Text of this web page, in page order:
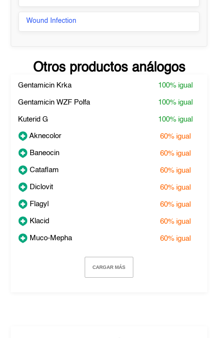
Wound Infection
Otros productos análogos
Gentamicin Krka 100% igual
Gentamicin WZF Polfa 100% igual
Kuterid G 100% igual
Aknecolor 60% igual
Baneocin 60% igual
Cataflam 60% igual
Diclovit 60% igual
Flagyl 60% igual
Klacid 60% igual
Muco-Mepha 60% igual
CARGAR MÁS